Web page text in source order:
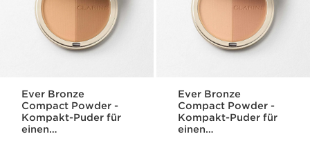
Ever Bronze
Compact Powder -
Kompakt-Puder für
einen
Ever Bronze
Compact Powder -
Kompakt-Puder für
einen